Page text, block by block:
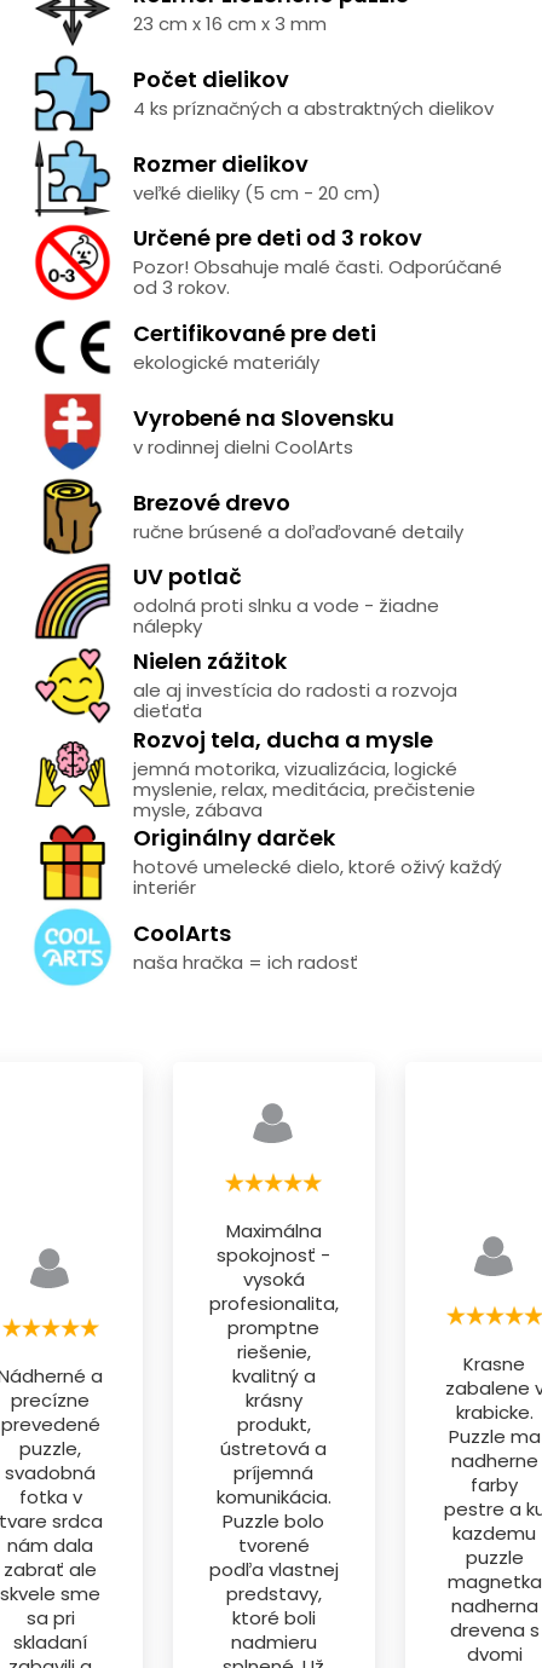
23 cm x 16 cm x 3 mm
Počet dielikov
4 ks príznačných a abstraktných dielikov
Rozmer dielikov
veľké dieliky (5 cm - 20 cm)
Určené pre deti od 3 rokov
Pozor! Obsahuje malé časti. Odporúčané
od 3 rokov.
Certifikované pre deti
ekologické materiály
Vyrobené na Slovensku
v rodinnej dielni CoolArts
Brezové drevo
ručne brúsené a doľaďované detaily
UV potlač
odolná proti slnku a vode - žiadne
nálepky
Nielen zážitok
ale aj investícia do radosti a rozvoja
dieťaťa
Rozvoj tela, ducha a mysle
jemná motorika, vizualizácia, logické
myslenie, relax, meditácia, prečistenie
mysle, zábava
Originálny darček
hotové umelecké dielo, ktoré oživý každý
interiér
CoolArts
naša hračka = ich radosť
a
precízne
prevedené
puzzle,
svadobná
fotka v
srdca
nám dala
zabrať ale
skvele sme
sa pri
skladaní
Maximálna
spokojnosť -
vysoká
profesionalita,
promptne
riešenie,
kvalitný a
krásny
produkt,
ústretová a
príjemná
komunikácia.
Puzzle bolo
tvorené
podľa vlastnej
predstavy,
ktoré boli
nadmieru
Krasne
zabalene
krabicke.
Puzzle ma
nadherne
farby
pestre a
kazdemu
puzzle
magnetka
nadherna
drevena s
dvomi